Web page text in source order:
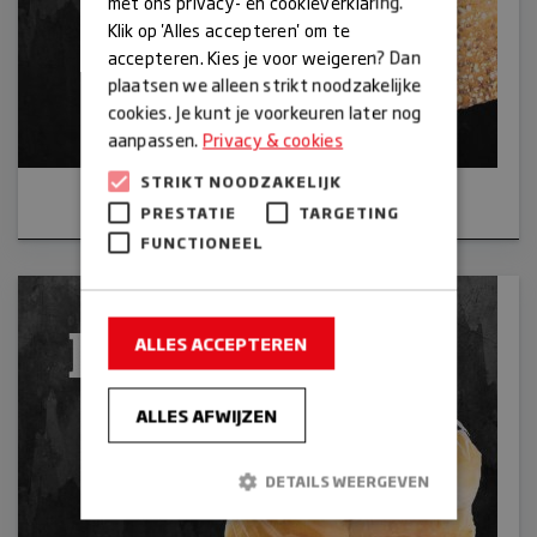
Brood
Klik op 'Alles accepteren' om te
accepteren. Kies je voor weigeren? Dan
plaatsen we alleen strikt noodzakelijke
cookies. Je kunt je voorkeuren later nog
aanpassen.Privacy & cookies
STRIKT NOODZAKELIJK
PRESTATIE
TARGETING
FUNCTIONEEL
ALLES ACCEPTEREN
ALLES AFWIJZEN
DETAILS WEERGEVEN